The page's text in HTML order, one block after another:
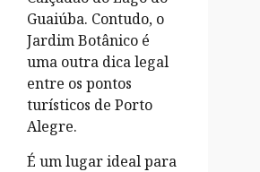
Guaiúba. Contudo, o
Jardim Botânico é
uma outra dica legal
entre os pontos
turísticos de Porto
Alegre.
É um lugar ideal para